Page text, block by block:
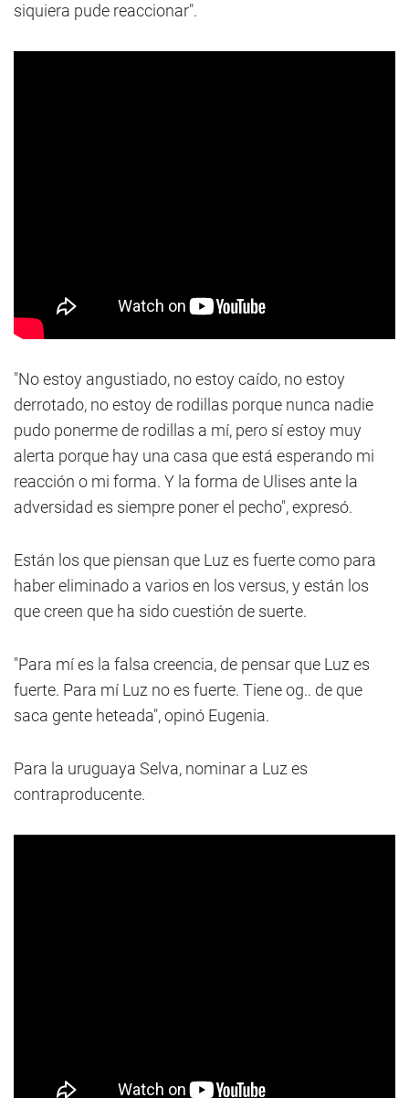
siquiera pude reaccionar".
"No estoy angustiado, no estoy caído, no estoy
derrotado, no estoy de rodillas porque nunca nadie
pudo ponerme de rodillas a mí, pero sí estoy muy
alerta porque hay una casa que está esperando mi
reacción o mi forma. Y la forma de Ulises ante la
adversidad es siempre poner el pecho", expresó.
Están los que piensan que Luz es fuerte como para
haber eliminado a varios en los versus, y están los
que creen que ha sido cuestión de suerte.
"Para mí es la falsa creencia, de pensar que Luz es
fuerte. Para mí Luz no es fuerte. Tiene og.. de que
saca gente heteada", opinó Eugenia.
Para la uruguaya Selva, nominar a Luz es
contraproducente.